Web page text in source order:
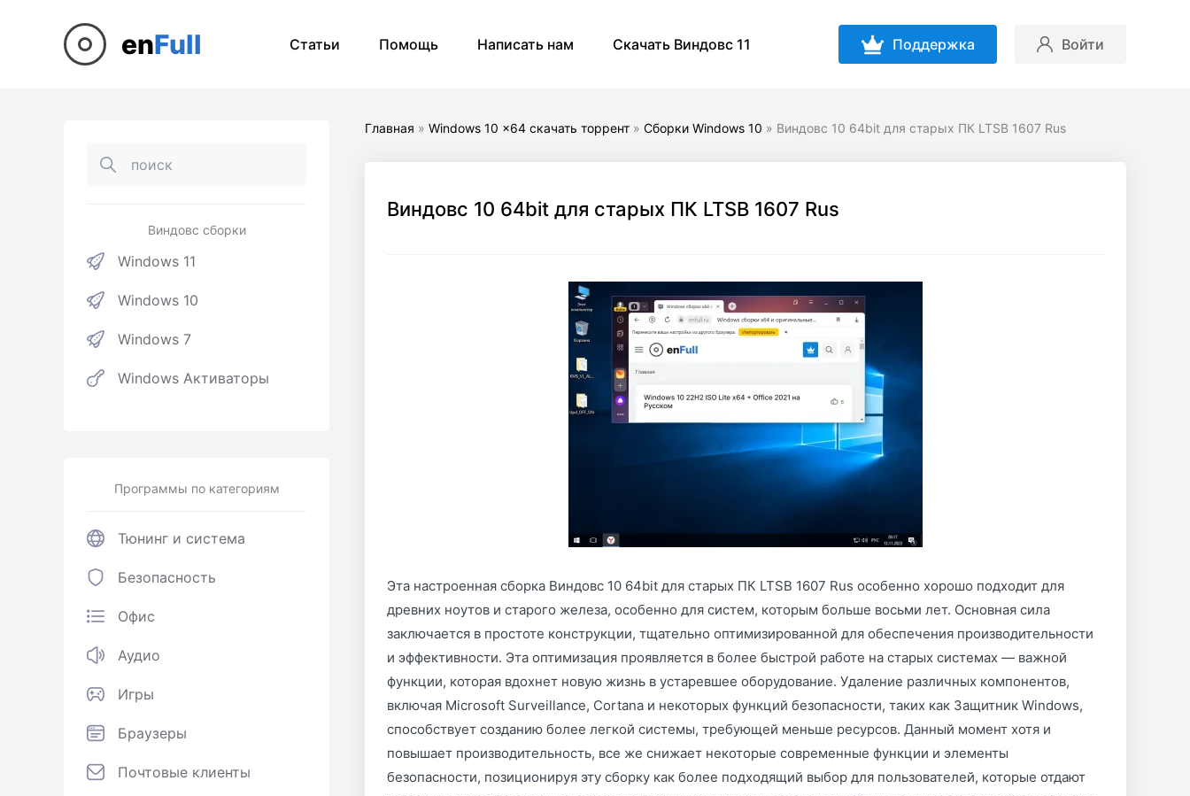
enFull Статьи Помощь Написать нам Скачать Виндовс 11 Поддержка Войти
Виндовс сборки
Windows 11
Windows 10
Windows 7
Windows Активаторы
Программы по категориям
Тюнинг и система
Безопасность
Офис
Аудио
Игры
Браузеры
Почтовые клиенты
Главная » Windows 10 x64 скачать торрент » Cборки Windows 10 » Виндовс 10 64bit для старых ПК LTSB 1607 Rus
Виндовс 10 64bit для старых ПК LTSB 1607 Rus
Эта настроенная сборка Виндовс 10 64bit для старых ПК LTSB 1607 Rus особенно хорошо подходит для
древних ноутов и старого железа, особенно для систем, которым больше восьми лет. Основная сила
заключается в простоте конструкции, тщательно оптимизированной для обеспечения производительности
и эффективности. Эта оптимизация проявляется в более быстрой работе на старых системах — важной
функции, которая вдохнет новую жизнь в устаревшее оборудование. Удаление различных компонентов,
включая Microsoft Surveillance, Cortana и некоторых функций безопасности, таких как Защитник Windows,
способствует созданию более легкой системы, требующей меньше ресурсов. Данный момент хотя и
повышает производительность, все же снижает некоторые современные функции и элементы
безопасности, позиционируя эту сборку как более подходящий выбор для пользователей, которые отдают